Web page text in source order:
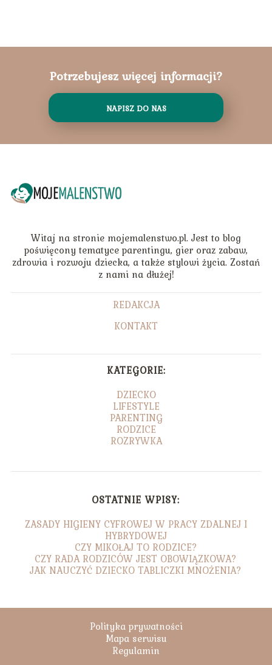
Potrzebujesz więcej informacji?
NAPISZ DO NAS
Witaj na stronie mojemalenstwo.pl. Jest to blog
poświęcony tematyce parentingu, gier oraz zabaw,
zdrowia i rozwoju dziecka, a także stylowi życia. Zostań
z nami na dłużej!
REDAKCJA
KONTAKT
KATEGORIE:
DZIECKO
LIFESTYLE
PARENTING
RODZICE
ROZRYWKA
OSTATNIE WPISY:
ZASADY HIGIENY CYFROWEJ W PRACY ZDALNEJ I
HYBRYDOWEJ
CZY MIKOŁAJ TO RODZICE?
CZY RADA RODZICÓW JEST OBOWIĄZKOWA?
JAK NAUCZYĆ DZIECKO TABLICZKI MNOŻENIA?
Polityka prywatności
Mapa serwisu
Regulamin